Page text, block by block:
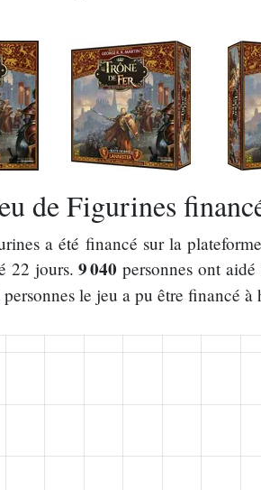
de Figurines
a été financé sur la
22 jours.9 040 personnes ont
personnes le jeu a pu être financé à